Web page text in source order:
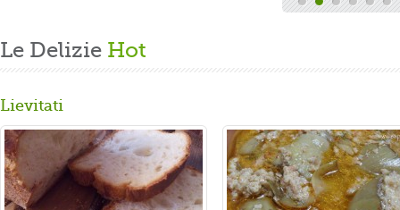
Le Delizie Hot
Lievitati